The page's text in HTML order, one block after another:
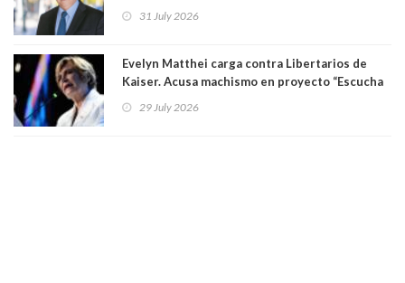
informal que deja en cuarto lugar a Bachelet:
"Si hay una persona responsable es él"
31 July 2026
Evelyn Matthei carga contra Libertarios de
Kaiser. Acusa machismo en proyecto “Escucha
su corazón” y arremete contra La Cofradía:
"¿Cómo puede haber alguien tan enfermo del
29 July 2026